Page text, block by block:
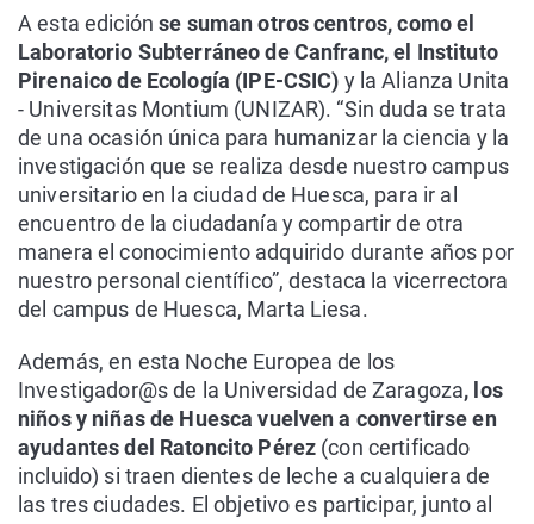
A esta ediciónse suman otros centros, como el
Laboratorio Subterráneo de Canfranc, el Instituto
Pirenaico de Ecología (IPE-CSIC) y la Alianza Unita
- Universitas Montium (UNIZAR). “Sin duda se trata
de una ocasión única para humanizar la ciencia y la
investigación que se realiza desde nuestro campus
universitario en la ciudad de Huesca, para ir al
encuentro de la ciudadanía y compartir de otra
manera el conocimiento adquirido durante años por
nuestro personal científico”, destaca la vicerrectora
del campus de Huesca, Marta Liesa.
Además, en esta Noche Europea de los
Investigador@s de la Universidad de Zaragoza, los
niños y niñas de Huesca vuelven a convertirse en
ayudantes del Ratoncito Pérez (con certificado
incluido) si traen dientes de leche a cualquiera de
las tres ciudades. El objetivo es participar, junto al